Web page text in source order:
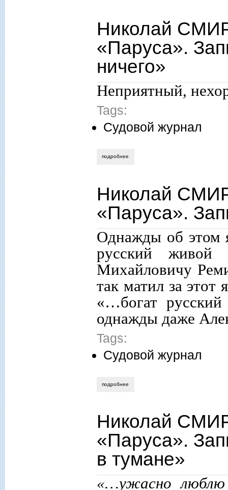
Николай
«Паруса».
ничего»
Неприятный,
Tags:
Судовой журнал
подробнее
Николай
«Паруса».
Однажды об этом
русский живой
Михайловичу
так матил за
«…богат
однажды даже
Tags:
Судовой журнал
подробнее
Николай
«Паруса».
в тумане»
«…ужасно люблю